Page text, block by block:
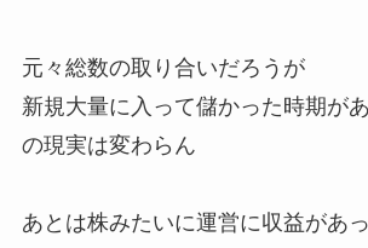
元々総数の取り合いだろうが
新規大量に入って儲かった時期が
の現実は変わらん
あとは株みたいに運営に収益があ